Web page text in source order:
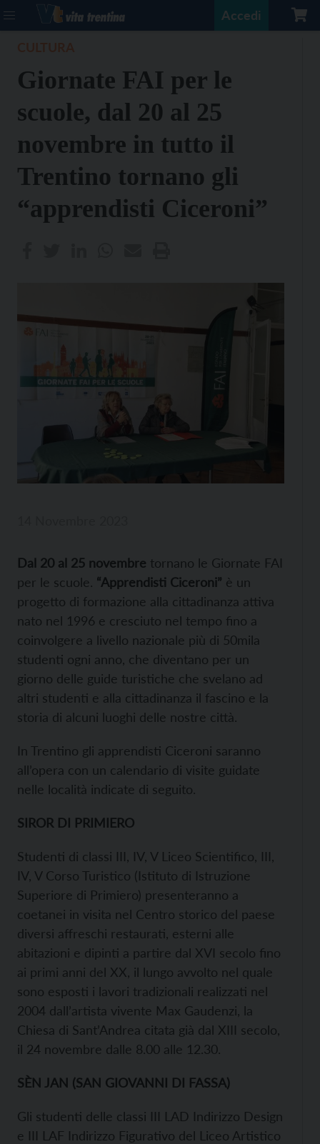
Accedi
Giornate FAI per le
scuole, dal 20 al 25
novembre in tutto il
Trentino tornano gli
“apprendisti Ciceroni”
Dal 20 al 25 novembre tornano le Giornate FAI
per le scuole. “Apprendisti Ciceroni” è un
progetto di formazione alla cittadinanza attiva
nato nel 1996 e cresciuto nel tempo fino a
coinvolgere a livello nazionale più di 50mila
studenti ogni anno, che diventano per un
giorno delle guide turistiche che svelano ad
altri studenti e alla cittadinanza il fascino e la
storia di alcuni luoghi delle nostre città.
In Trentino gli apprendisti Ciceroni saranno
all’opera con un calendario di visite guidate
nelle località indicate di seguito.
SIROR DI PRIMIERO
Studenti di classi III, IV, V Liceo Scientifico, III,
IV, V Corso Turistico (Istituto di Istruzione
Superiore di Primiero) presenteranno a
coetanei in visita nel Centro storico del paese
diversi affreschi restaurati, esterni alle
abitazioni e dipinti a partire dal XVI secolo fino
ai primi anni del XX, il lungo avvolto nel quale
sono esposti i lavori tradizionali realizzati nel
2004 dall’artista vivente Max Gaudenzi, la
Chiesa di Sant’Andrea citata già dal XIII secolo,
il 24 novembre dalle 8.00 alle 12.30.
SÈN JAN (SAN GIOVANNI DI FASSA)
Gli studenti delle classi III LAD Indirizzo Design
e III LAF Indirizzo Figurativo del Liceo Artistico